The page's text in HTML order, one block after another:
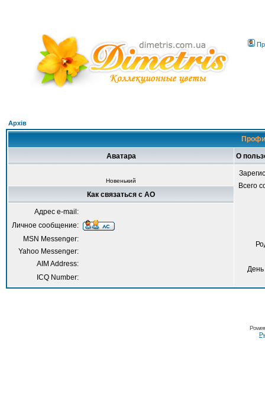
Архів
Аватара О
Новенький
Всего
Как связаться с AO
Адрес e-mail:
Личное сообщение:
MSN Messenger:
Yahoo Messenger:
AIM Address:
ICQ Number: